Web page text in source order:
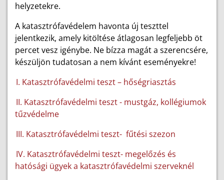
helyzetekre.
A katasztrófavédelem havonta új teszttel
jelentkezik, amely kitöltése átlagosan legfeljebb öt
percet vesz igénybe. Ne bízza magát a szerencsére,
készüljön tudatosan a nem kívánt eseményekre!
I. Katasztrófavédelmi teszt – hőségriasztás
II. Katasztrófavédelmi teszt - mustgáz, kollégiumok
tűzvédelme
III. Katasztrófavédelmi teszt- fűtési szezon
IV. Katasztrófavédelmi teszt- megelőzés és
hatósági ügyek a katasztrófavédelmi szerveknél